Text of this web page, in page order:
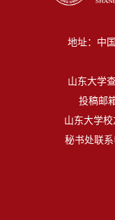
地址：中
山东大学
投稿邮
山东大学
秘书处联